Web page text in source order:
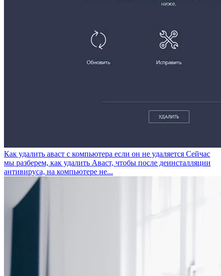
Как удалить аваст с компьютера если он не удаляется Сейчас
мы разберем, как удалить Аваст, чтобы после деинсталляции
антивируса, на компьютере не...